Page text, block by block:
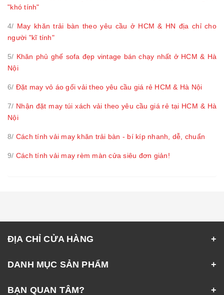
"khó tính"
4/ May khăn trải bàn theo yêu cầu ở HCM & HN địa chỉ cho
người "kĩ tính"
5/ Khăn phủ ghế sofa đẹp vintage bán chạy nhất ở HCM & Hà
Nội
6/ Đặt may vỏ áo gối vải theo yêu cầu giá rẻ HCM & Hà Nội
7/ Nhận đặt may túi xách vải theo yêu cầu giá rẻ tại HCM & Hà
Nội
8/ Cách tính vải may khăn trải bàn - bí kíp nhanh, dễ, chuẩn
9/ Cách tính vải may rèm màn cửa siêu đơn giản!
ĐỊA CHỈ CỬA HÀNG
DANH MỤC SẢN PHẨM
BẠN QUAN TÂM?